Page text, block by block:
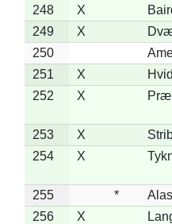
248
X
249
X
250
251
X
252
X
253 X
254
X
255 *
256
X